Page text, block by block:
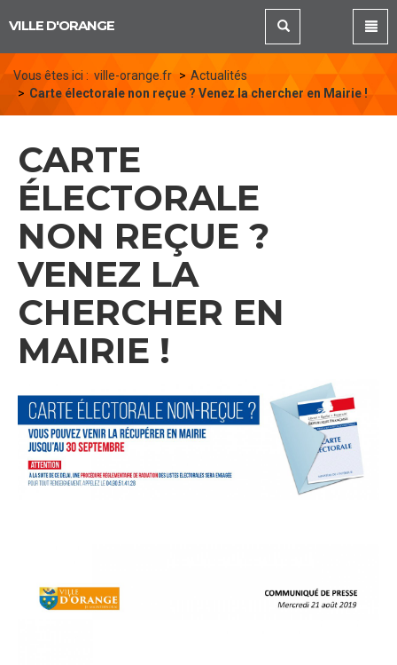
VILLE D'ORANGE
Vous êtes ici : ville-orange.fr
Actualités
Carte électorale non reçue ? Venez la chercher en Mairie !
CARTE
ÉLECTORALE
NON REÇUE ?
VENEZ LA
CHERCHER EN
MAIRIE !